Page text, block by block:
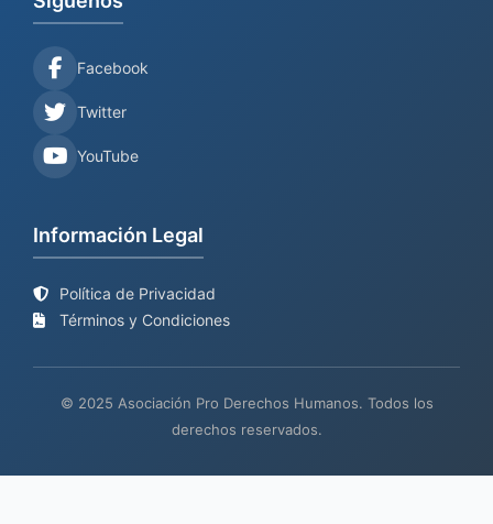
Facebook
Twitter
YouTube
Información Legal
Política de Privacidad
Términos y Condiciones
© 2025 Asociación Pro Derechos Humanos. Todos los
derechos reservados.